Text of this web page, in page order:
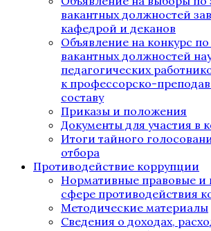
вакантных должностей
кафедрой и деканов
Объявление на конкурс
вакантных должностей
педагогических
к профессорско-
составу
Приказы и положения
Документы для участия в
Итоги тайного
отбора
Противодействие коррупции
Нормативные правовые и
сфере противодействия
Методические материалы
Сведения о доходах,